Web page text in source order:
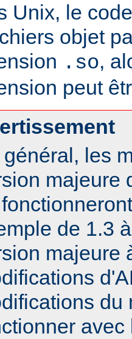
Unix, le
objet
.so,
peut
général, les
majeure
de 1.3
majeure
du